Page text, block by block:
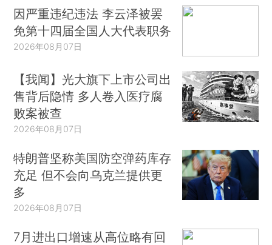
因严重违纪违法 李云泽被罢
免第十四届全国人大代表职务
2026年08月07日
【我闻】光大旗下上市公司出
售背后隐情 多人卷入医疗腐
败案被查
2026年08月07日
特朗普坚称美国防空弹药库存
充足 但不会向乌克兰提供更
多
2026年08月07日
7月进出口增速从高位略有回